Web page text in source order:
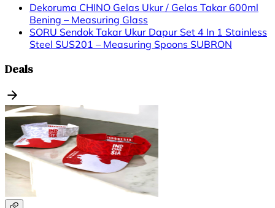
Dekoruma CHINO Gelas Ukur / Gelas Takar 600ml
Bening – Measuring Glass
SORU Sendok Takar Ukur Dapur Set 4 In 1 Stainless
Steel SUS201 – Measuring Spoons SUBRON
Deals